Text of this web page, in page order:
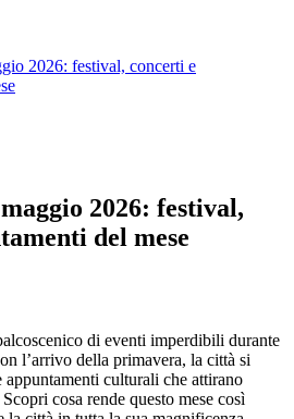
2026: festival, concerti e
2026: festival,
del mese
di eventi imperdibili durante
l’arrivo della primavera, la città si
culturali che attirano
cosa rende questo mese così